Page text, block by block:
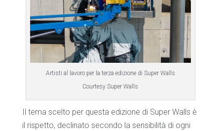
Artisti al lavoro per la terza edizione di Super Walls
Courtesy Super Walls
Il tema scelto per questa edizione di Super Walls è
il rispetto, declinato secondo la sensibilità di ogni